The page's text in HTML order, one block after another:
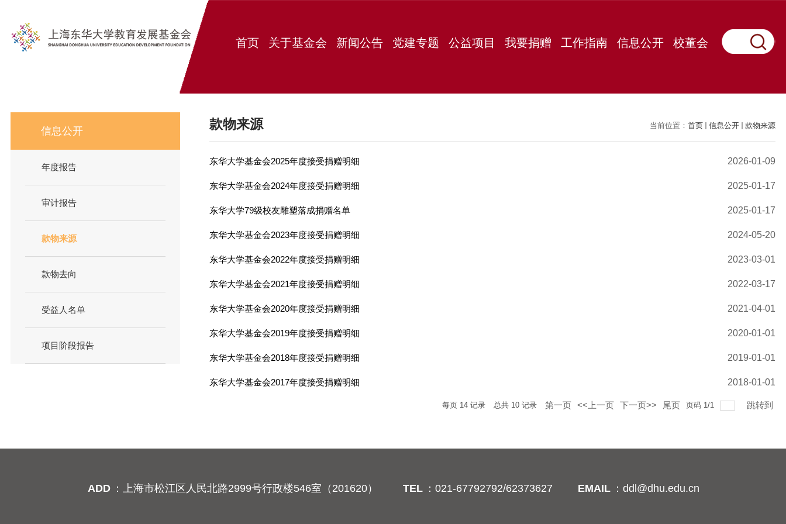
首页 关于基金会 新闻公告 党建专题 公益项目 我要捐赠 工作指南 信息公开 校董会
信息公开
年度报告
审计报告
款物来源
款物去向
受益人名单
项目阶段报告
当前位置： 首页 信息公开 款物来源
款物来源
东华大学基金会2025年度接受捐赠明细 2026-01-09
东华大学基金会2024年度接受捐赠明细 2025-01-17
东华大学79级校友雕塑落成捐赠名单 2025-01-17
东华大学基金会2023年度接受捐赠明细 2024-05-20
东华大学基金会2022年度接受捐赠明细 2023-03-01
东华大学基金会2021年度接受捐赠明细 2022-03-17
东华大学基金会2020年度接受捐赠明细 2021-04-01
东华大学基金会2019年度接受捐赠明细 2020-01-01
东华大学基金会2018年度接受捐赠明细 2019-01-01
东华大学基金会2017年度接受捐赠明细 2018-01-01
每页 14 记录 总共 10 记录 第一页 <<上一页 下一页>> 尾页 页码 1/1 跳转到
ADD ：上海市松江区人民北路2999号行政楼546室（201620） TEL ：021-67792792/62373627 EMAIL ：ddl@dhu.edu.cn